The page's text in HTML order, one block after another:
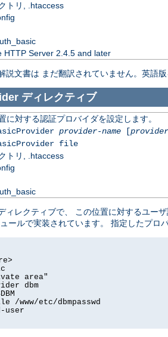
トリ, .htaccess
HTTP Server 2.4.5 and later
説文書は まだ翻訳されていません。英語版
ディレクティブ
に対する認証プロバイダを設定します。
provider-name[
file
トリ, .htaccess
ィレクティブで、 この位置に対するユー
ールで実装されています。 指定したプロ
area"
dbm
/www/etc/dbmpasswd
user